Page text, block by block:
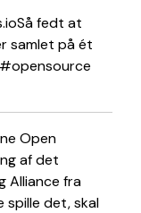
fedt at
samlet på ét
Open
af det
Alliance fra
spille det, skal